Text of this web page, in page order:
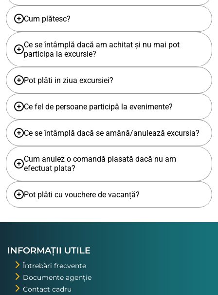
Cum plătesc?
Ce se întâmplă dacă am achitat și nu mai pot
participa la excursie?
Pot plăti in ziua excursiei?
Ce fel de persoane participă la evenimente?
Ce se întâmplă dacă se amână/anulează excursia?
Cum anulez o comandă plasată dacă nu am
efectuat plata?
Pot plăti cu vouchere de vacanță?
INFORMAȚII UTILE
Întrebări frecvente
Documente agenție
Contact cadru